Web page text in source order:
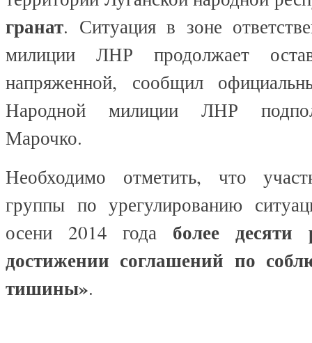
гранат. Ситуация в зоне
милиции ЛНР продолжает
напряженной, сообщил
Народной милиции ЛНР
Марочко.
Необходимо отметить, что
группы по урегулированию
осени 2014 года более десяти
достижении соглашений по
тишины».